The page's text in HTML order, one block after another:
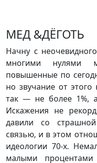
МЕД &ДЁГОТЬ
Начну с
многими нулями
повышенные по
но звучание от
так — не более 1%,
Искажения не
давили со
связью, и в этом
идеологии 70-х.
малыми